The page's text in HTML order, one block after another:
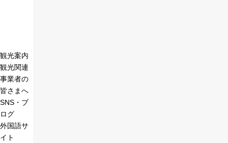
観光案内
観光関連
事業者の
皆さまへ
SNS・ブ
ログ
外国語サ
イト